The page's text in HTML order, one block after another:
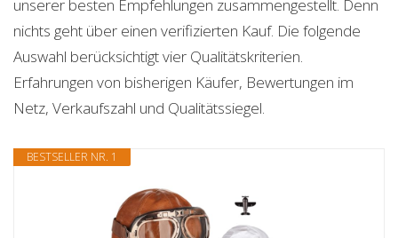
unserer besten Empfehlungen zusammengestellt. Denn
nichts geht über einen verifizierten Kauf. Die folgende
Auswahl berücksichtigt vier Qualitätskriterien.
Erfahrungen von bisherigen Käufer, Bewertungen im
Netz, Verkaufszahl und Qualitätssiegel.
BESTSELLER NR. 1